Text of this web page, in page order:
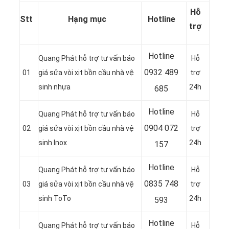
Stt Hạng mục Hotline
Hỗ
trợ
01
Quang Phát hỗ trợ tư vấn báo
giá sửa vòi xịt bồn cầu nhà vệ
sinh nhựa
Hotline
0932 489
685
Hỗ
trợ
24h
02
Quang Phát hỗ trợ tư vấn báo
giá sửa vòi xịt bồn cầu nhà vệ
sinh Inox
Hotline
0904 072
157
Hỗ
trợ
24h
03
Quang Phát hỗ trợ tư vấn báo
giá sửa vòi xịt bồn cầu nhà vệ
sinh ToTo
Hotline
0835 748
593
Hỗ
trợ
24h
Quang Phát hỗ trợ tư vấn báo Hotline Hỗ